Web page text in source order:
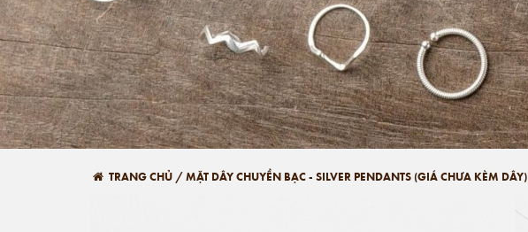
TRANG CHỦ /MẶT DÂY CHUYỀN BẠC - SILVER PENDANTS (GIÁ CHƯA KÈM DÂY)